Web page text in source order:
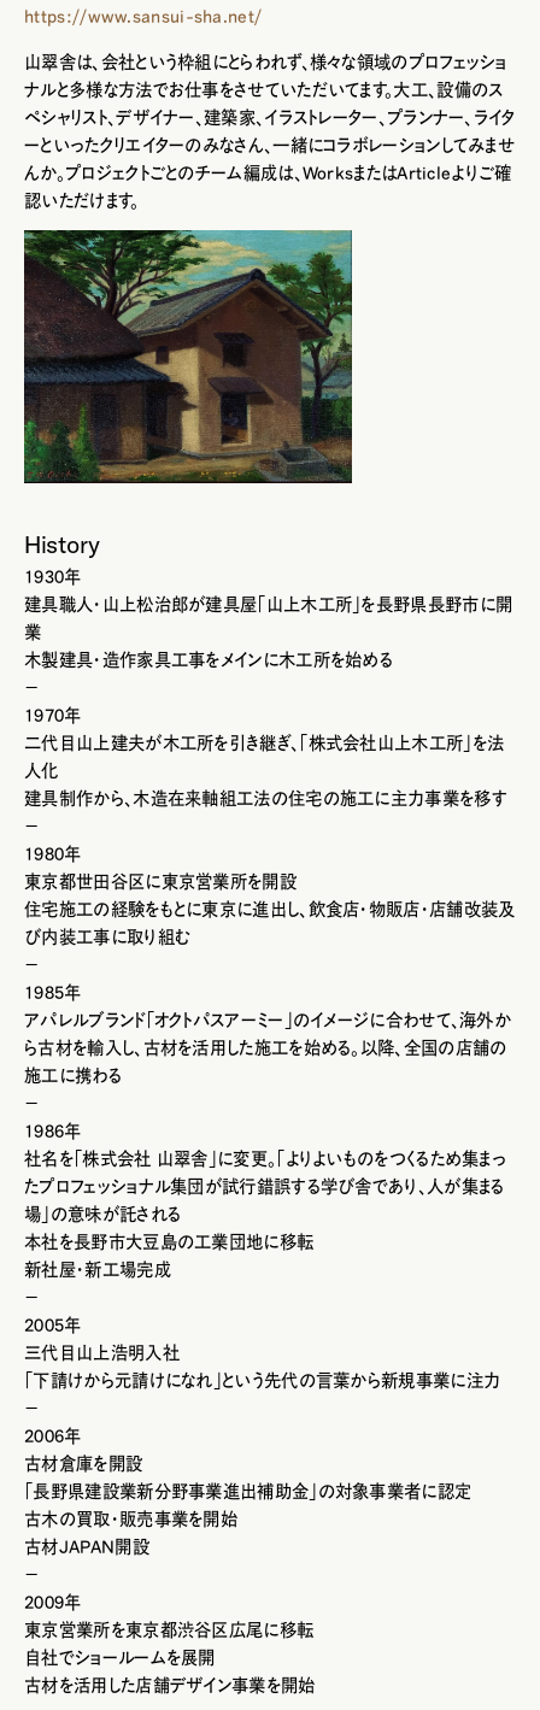
https://www.sansui-sha.net/
山翠舎は、会社という枠組にとらわれず、様々な領域のプロフェッショ
ナルと多様な方法でお仕事をさせていただいてます。大工、設備のス
ペシャリスト、デザイナー、建築家、イラストレーター、プランナー、ライタ
ーといったクリエイターのみなさん、一緒にコラボレーションしてみませ
んか。プロジェクトごとのチーム編成は、WorksまたはArticleよりご確
認いただけます。
History
1930年
建具職人・山上松治郎が建具屋「山上木工所」を長野県長野市に開
業
木製建具・造作家具工事をメインに木工所を始める
－
1970年
二代目山上建夫が木工所を引き継ぎ、「株式会社山上木工所」を法
人化
建具制作から、木造在来軸組工法の住宅の施工に主力事業を移す
－
1980年
東京都世田谷区に東京営業所を開設
住宅施工の経験をもとに東京に進出し、飲食店・物販店・店舗改装及
び内装工事に取り組む
－
1985年
アパレルブランド「オクトパスアーミー」のイメージに合わせて、海外か
ら古材を輸入し、古材を活用した施工を始める。以降、全国の店舗の
施工に携わる
－
1986年
社名を「株式会社 山翠舎」に変更。「よりよいものをつくるため集まっ
たプロフェッショナル集団が試行錯誤する学び舎であり、人が集まる
場」の意味が託される
本社を長野市大豆島の工業団地に移転
新社屋・新工場完成
－
2005年
三代目山上浩明入社
「下請けから元請けになれ」という先代の言葉から新規事業に注力
－
2006年
古材倉庫を開設
「長野県建設業新分野事業進出補助金」の対象事業者に認定
古木の買取・販売事業を開始
古材JAPAN開設
－
2009年
東京営業所を東京都渋谷区広尾に移転
自社でショールームを展開
古材を活用した店舗デザイン事業を開始